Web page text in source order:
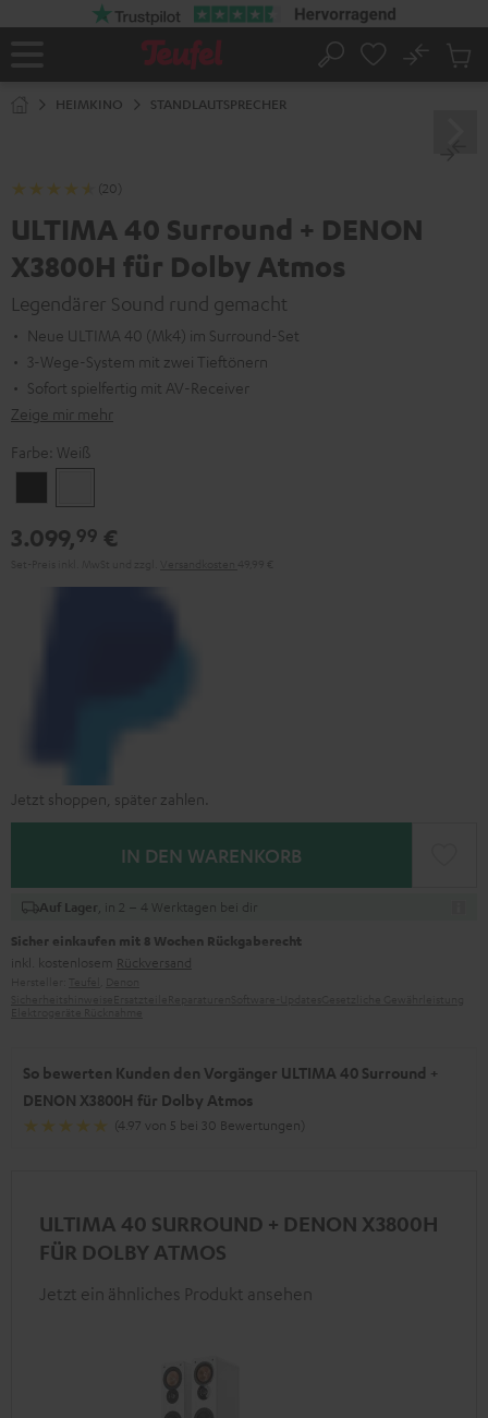
Startseite
Suche
No
HEIMKINO STANDLAUTSPRECHER
(20)
ULTIMA 40 Surround + DENON
X3800H für Dolby Atmos
Legendärer Sound rund gemacht
Neue ULTIMA 40 (Mk4) im Surround-Set
3-Wege-System mit zwei Tieftönern
Sofort spielfertig mit AV-Receiver
Zeige mir mehr
Farbe: Weiß
3.099,99 €
Jetzt shoppen, später zahlen.
IN DEN WARENKORB
Auf Lager , in 2 – 4 Werktagen bei dir
Sicher einkaufen mit 8 Wochen Rückgaberecht
inkl. kostenlosem Rückversand
So bewerten Kunden den Vorgänger ULTIMA 40 Surround +
DENON X3800H für Dolby Atmos
(4.97 von 5 bei 30 Bewertungen)
ULTIMA 40 SURROUND + DENON X3800H
FÜR DOLBY ATMOS
Jetzt ein ähnliches Produkt ansehen